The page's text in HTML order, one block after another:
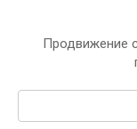
контентуПродвижение